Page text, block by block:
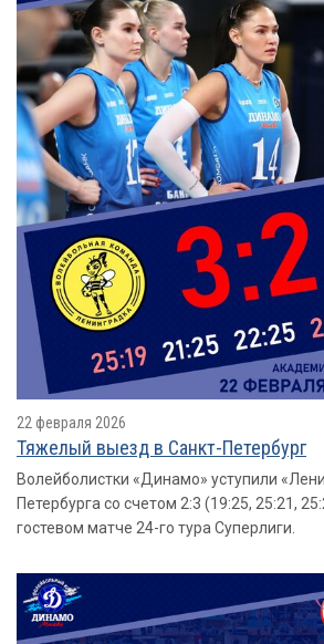
22 февраля 2026
Тяжелый выезд в Санкт-Петербург
Волейболистки «Динамо» уступили
Петербурга со счетом 2:3 (19:25, 25:21,
гостевом матче 24-го тура Суперлиги.